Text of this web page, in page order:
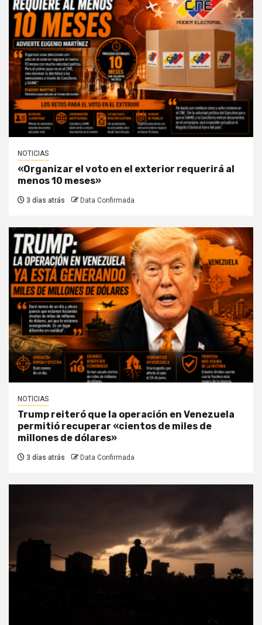
NOTICIAS
«Organizar el voto en el exterior requerirá al
menos 10 meses»
3 días atrás Data Confirmada
NOTICIAS
Trump reiteró que la operación en Venezuela
permitió recuperar «cientos de miles de
millones de dólares»
3 días atrás Data Confirmada